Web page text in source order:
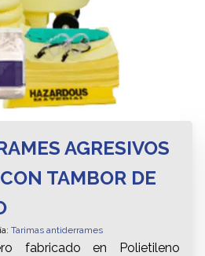
AGRESIVOS
TAMBOR DE
Tarimas antiderrames
fabricado en Polietileno